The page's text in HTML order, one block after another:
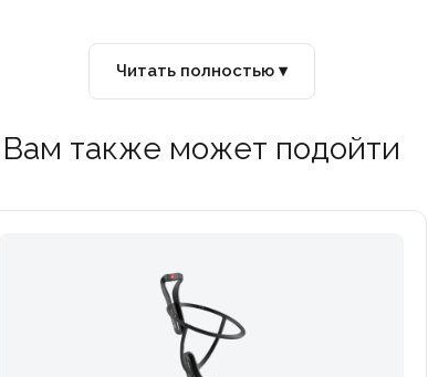
Читать полностью ▾
Вам также может подойти